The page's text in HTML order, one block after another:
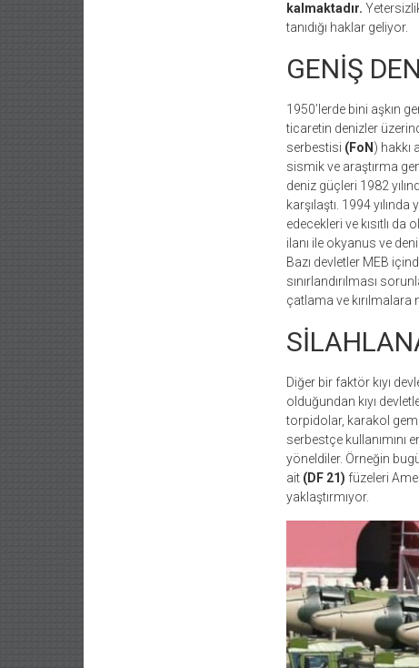
kalmaktadır.
tanıdığı haklar geliyor.
GENİŞ
1950’lerde bini aşkın
ticaretin denizler
serbestisi (FoN ) hakkı
sismik ve araştırma
deniz güçleri 1982
karşılaştı. 1994
edecekleri ve kısıtlı
ilanı ile okyanus ve
Bazı devletler MEB
sınırlandırılması
çatlama ve kırılmalara
Diğer bir faktör kıyı
olduğundan kıyı
torpidolar, karakol
serbestçe kullanımını
yöneldiler. Örneğin
ait (DF 21) füzeleri
yaklaştırmıyor.